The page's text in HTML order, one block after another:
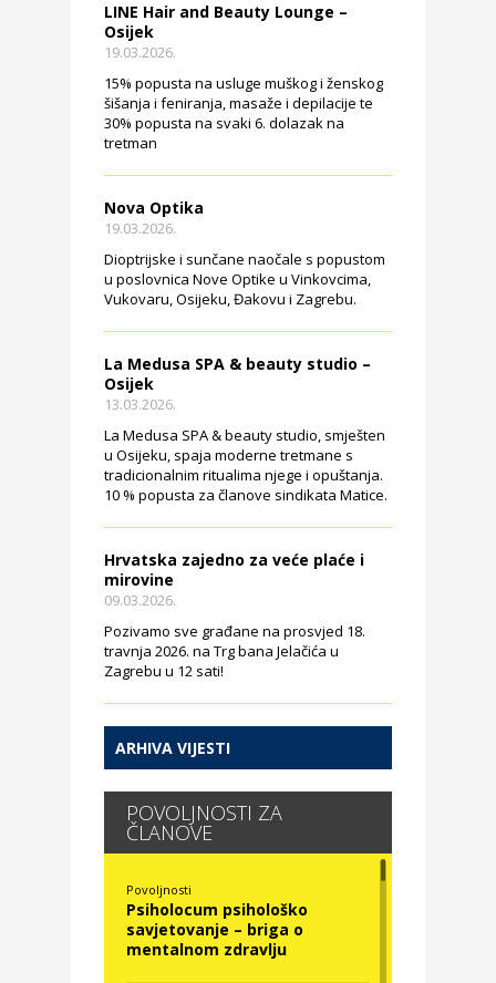
LINE Hair and Beauty Lounge –
Osijek
19.03.2026.
15% popusta na usluge muškog i ženskog
šišanja i feniranja, masaže i depilacije te
30% popusta na svaki 6. dolazak na
tretman
Nova Optika
19.03.2026.
Dioptrijske i sunčane naočale s popustom
u poslovnica Nove Optike u Vinkovcima,
Vukovaru, Osijeku, Đakovu i Zagrebu.
La Medusa SPA & beauty studio –
Osijek
13.03.2026.
La Medusa SPA & beauty studio, smješten
u Osijeku, spaja moderne tretmane s
tradicionalnim ritualima njege i opuštanja.
10 % popusta za članove sindikata Matice.
Hrvatska zajedno za veće plaće i
mirovine
09.03.2026.
Pozivamo sve građane na prosvjed 18.
travnja 2026. na Trg bana Jelačića u
Zagrebu u 12 sati!
ARHIVA VIJESTI
POVOLJNOSTI ZA
ČLANOVE
Povoljnosti
Psiholocum psihološko
savjetovanje – briga o
mentalnom zdravlju